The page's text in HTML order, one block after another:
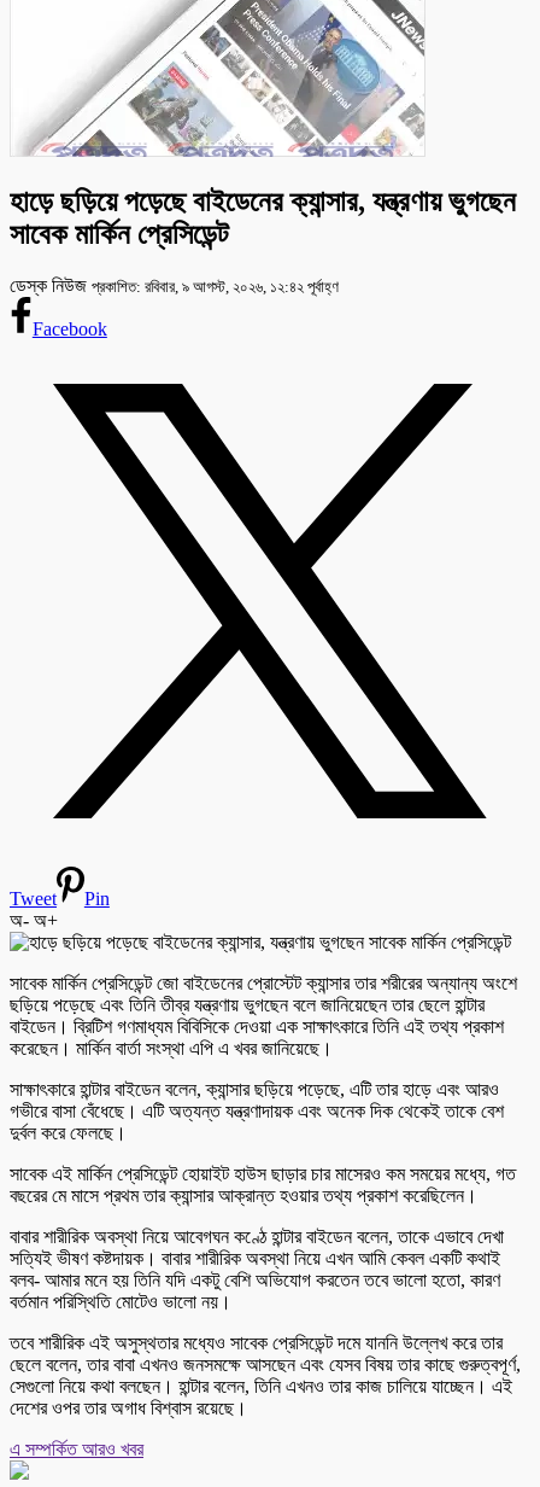
হাড়ে ছড়িয়ে পড়েছে বাইডেনের ক্যান্সার, যন্ত্রণায় ভুগছেন
সাবেক মার্কিন প্রেসিডেন্ট
ডেস্ক নিউজ প্রকাশিত: রবিবার, ৯ আগস্ট, ২০২৬, ১২:৪২ পূর্বাহ্ণ
Facebook
Tweet
Pin
অ- অ+
সাবেক মার্কিন প্রেসিডেন্ট জো বাইডেনের প্রোস্টেট ক্যান্সার তার শরীরের অন্যান্য অংশে
ছড়িয়ে পড়েছে এবং তিনি তীব্র যন্ত্রণায় ভুগছেন বলে জানিয়েছেন তার ছেলে হান্টার
বাইডেন। ব্রিটিশ গণমাধ্যম বিবিসিকে দেওয়া এক সাক্ষাৎকারে তিনি এই তথ্য প্রকাশ
করেছেন। মার্কিন বার্তা সংস্থা এপি এ খবর জানিয়েছে।
সাক্ষাৎকারে হান্টার বাইডেন বলেন, ক্যান্সার ছড়িয়ে পড়েছে, এটি তার হাড়ে এবং আরও
গভীরে বাসা বেঁধেছে। এটি অত্যন্ত যন্ত্রণাদায়ক এবং অনেক দিক থেকেই তাকে বেশ
দুর্বল করে ফেলছে।
সাবেক এই মার্কিন প্রেসিডেন্ট হোয়াইট হাউস ছাড়ার চার মাসেরও কম সময়ের মধ্যে, গত
বছরের মে মাসে প্রথম তার ক্যান্সার আক্রান্ত হওয়ার তথ্য প্রকাশ করেছিলেন।
বাবার শারীরিক অবস্থা নিয়ে আবেগঘন কণ্ঠে হান্টার বাইডেন বলেন, তাকে এভাবে দেখা
সত্যিই ভীষণ কষ্টদায়ক। বাবার শারীরিক অবস্থা নিয়ে এখন আমি কেবল একটি কথাই
বলব- আমার মনে হয় তিনি যদি একটু বেশি অভিযোগ করতেন তবে ভালো হতো, কারণ
বর্তমান পরিস্থিতি মোটেও ভালো নয়।
তবে শারীরিক এই অসুস্থতার মধ্যেও সাবেক প্রেসিডেন্ট দমে যাননি উল্লেখ করে তার
ছেলে বলেন, তার বাবা এখনও জনসমক্ষে আসছেন এবং যেসব বিষয় তার কাছে গুরুত্বপূর্ণ,
সেগুলো নিয়ে কথা বলছেন। হান্টার বলেন, তিনি এখনও তার কাজ চালিয়ে যাচ্ছেন। এই
দেশের ওপর তার অগাধ বিশ্বাস রয়েছে।
এ সম্পর্কিত আরও খবর